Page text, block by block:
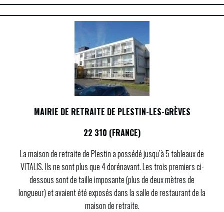
MAIRIE DE RETRAITE DE PLESTIN-LES-GRÈVES
22 310 (FRANCE)
La maison de retraite de Plestin a possédé jusqu’à 5 tableaux de
VITALIS. Ils ne sont plus que 4 dorénavant. Les trois premiers ci-
dessous sont de taille imposante (plus de deux mètres de
longueur) et avaient été exposés dans la salle de restaurant de la
maison de retraite.